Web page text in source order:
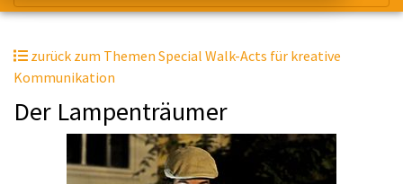
zurück zum Themen Special Walk-Acts für kreative
Kommunikation
Der Lampenträumer